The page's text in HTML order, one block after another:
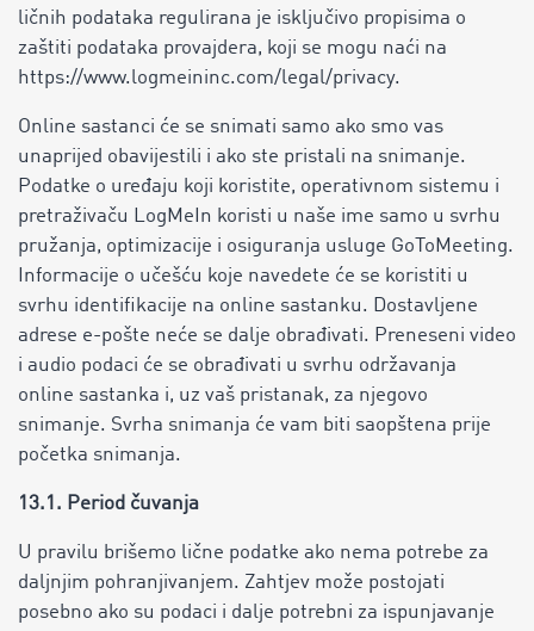
ličnih podataka regulirana je isključivo propisima o
zaštiti podataka provajdera, koji se mogu naći na
https://www.logmeininc.com/legal/privacy.
Online sastanci će se snimati samo ako smo vas
unaprijed obavijestili i ako ste pristali na snimanje.
Podatke o uređaju koji koristite, operativnom sistemu i
pretraživaču LogMeIn koristi u naše ime samo u svrhu
pružanja, optimizacije i osiguranja usluge GoToMeeting.
Informacije o učešću koje navedete će se koristiti u
svrhu identifikacije na online sastanku. Dostavljene
adrese e-pošte neće se dalje obrađivati. Preneseni video
i audio podaci će se obrađivati ​​u svrhu održavanja
online sastanka i, uz vaš pristanak, za njegovo
snimanje. Svrha snimanja će vam biti saopštena prije
početka snimanja.
13.1. Period čuvanja
U pravilu brišemo lične podatke ako nema potrebe za
daljnjim pohranjivanjem. Zahtjev može postojati
posebno ako su podaci i dalje potrebni za ispunjavanje